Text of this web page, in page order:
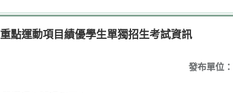
點運動項目績優學生單獨招生考試資訊
發布單位：